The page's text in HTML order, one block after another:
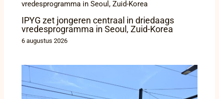
IPYG zet jongeren centraal in driedaags
vredesprogramma in Seoul, Zuid-Korea
6 augustus 2026